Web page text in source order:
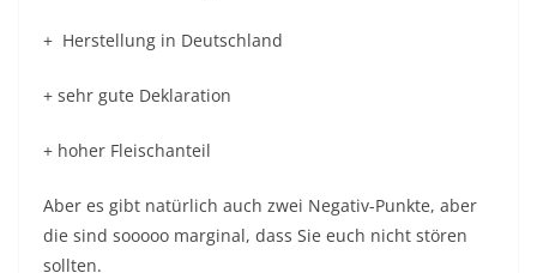
+ Herstellung in Deutschland
+ sehr gute Deklaration
+ hoher Fleischanteil
Aber es gibt natürlich auch zwei Negativ-Punkte, aber
die sind sooooo marginal, dass Sie euch nicht stören
sollten.